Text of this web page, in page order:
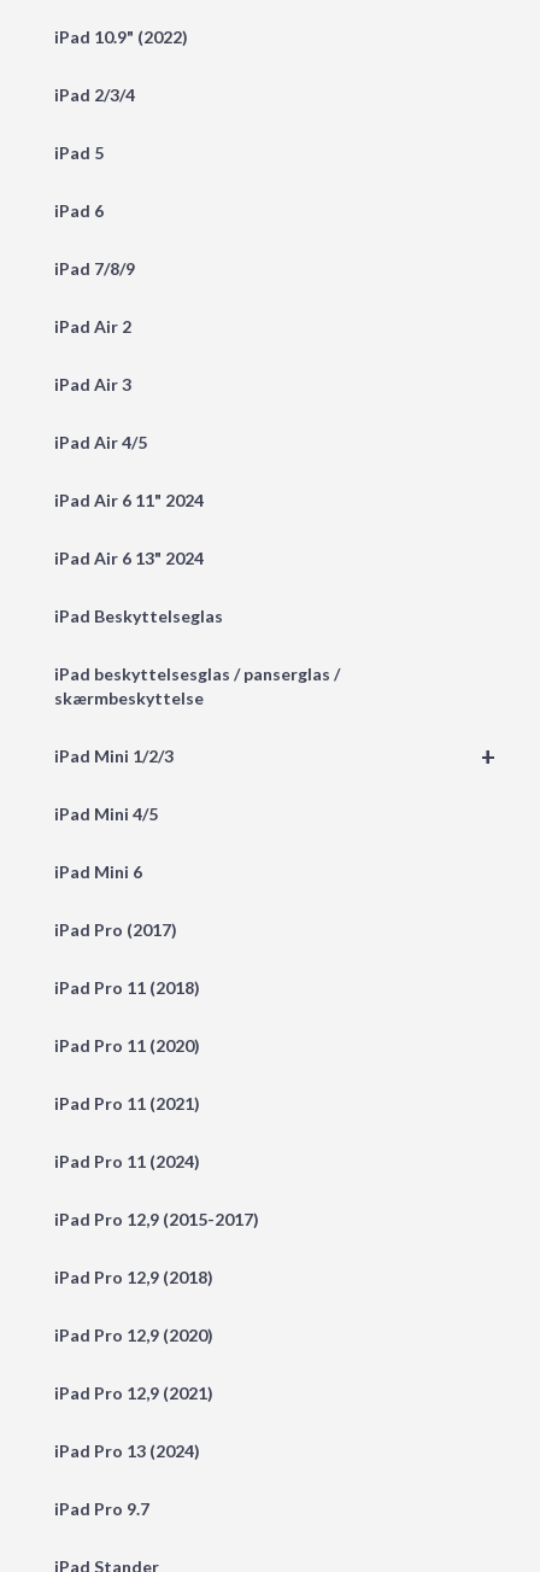
iPad 10.9" (2022)
iPad 2/3/4
iPad 5
iPad 6
iPad 7/8/9
iPad Air 2
iPad Air 3
iPad Air 4/5
iPad Air 6 11" 2024
iPad Air 6 13" 2024
iPad Beskyttelseglas
iPad beskyttelsesglas / panserglas /
skærmbeskyttelse
+
iPad Mini 1/2/3
iPad Mini 4/5
iPad Mini 6
iPad Pro (2017)
iPad Pro 11 (2018)
iPad Pro 11 (2020)
iPad Pro 11 (2021)
iPad Pro 11 (2024)
iPad Pro 12,9 (2015-2017)
iPad Pro 12,9 (2018)
iPad Pro 12,9 (2020)
iPad Pro 12,9 (2021)
iPad Pro 13 (2024)
iPad Pro 9.7
iPad Stander